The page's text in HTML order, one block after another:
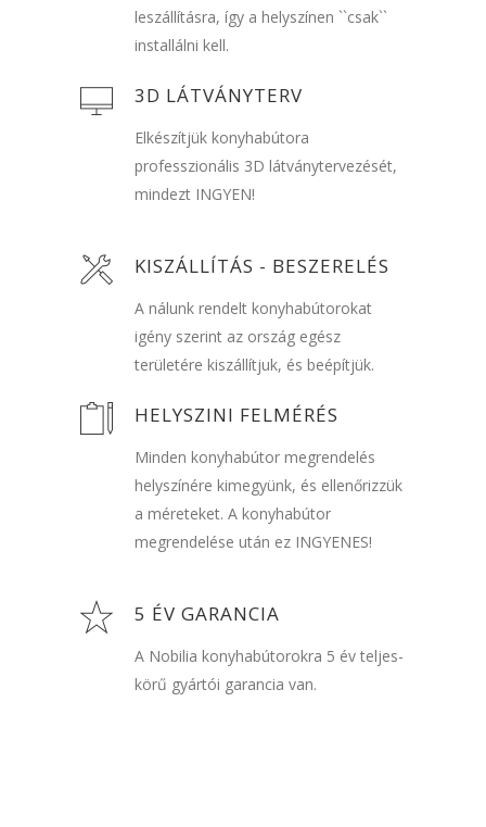
leszállításra, így a helyszínen ``csak``
installálni kell.
3D LÁTVÁNYTERV
Elkészítjük konyhabútora
professzionális 3D látványtervezését,
mindezt INGYEN!
KISZÁLLÍTÁS - BESZERELÉS
A nálunk rendelt konyhabútorokat
igény szerint az ország egész
területére kiszállítjuk, és beépítjük.
HELYSZINI FELMÉRÉS
Minden konyhabútor megrendelés
helyszínére kimegyünk, és ellenőrizzük
a méreteket. A konyhabútor
megrendelése után ez INGYENES!
5 ÉV GARANCIA
A Nobilia konyhabútorokra 5 év teljes-
körű gyártói garancia van.